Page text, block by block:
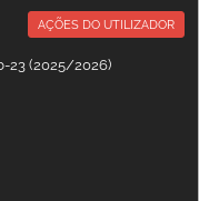
AÇÕES DO UTILIZADOR
23 (2025/2026)